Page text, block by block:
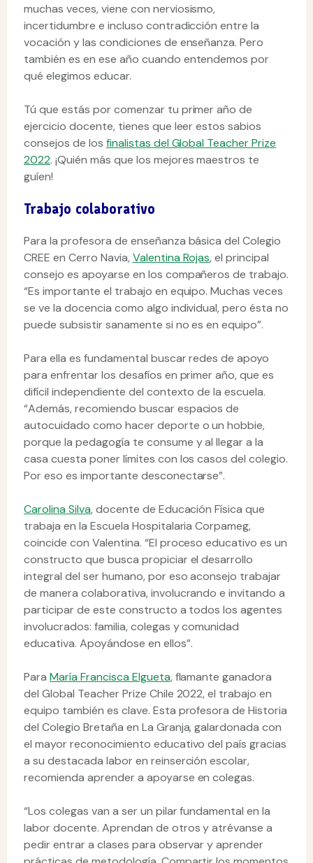
muchas veces, viene con nerviosismo,
incertidumbre e incluso contradicción entre la
vocación y las condiciones de enseñanza. Pero
también es en ese año cuando entendemos por
qué elegimos educar.
Tú que estás por comenzar tu primer año de
ejercicio docente, tienes que leer estos sabios
consejos de los finalistas del Global Teacher Prize
2022. ¡Quién más que los mejores maestros te
guíen!
Trabajo colaborativo
Para la profesora de enseñanza básica del Colegio
CREE en Cerro Navia, Valentina Rojas, el principal
consejo es apoyarse en los compañeros de trabajo.
“Es importante el trabajo en equipo. Muchas veces
se ve la docencia como algo individual, pero ésta no
puede subsistir sanamente si no es en equipo”.
Para ella es fundamental buscar redes de apoyo
para enfrentar los desafíos en primer año, que es
difícil independiente del contexto de la escuela.
“Además, recomiendo buscar espacios de
autocuidado como hacer deporte o un hobbie,
porque la pedagogía te consume y al llegar a la
casa cuesta poner límites con los casos del colegio.
Por eso es importante desconectarse”.
Carolina Silva, docente de Educación Física que
trabaja en la Escuela Hospitalaria Corpameg,
coincide con Valentina. “El proceso educativo es un
constructo que busca propiciar el desarrollo
integral del ser humano, por eso aconsejo trabajar
de manera colaborativa, involucrando e invitando a
participar de este constructo a todos los agentes
involucrados: familia, colegas y comunidad
educativa. Apoyándose en ellos”.
Para María Francisca Elgueta, flamante ganadora
del Global Teacher Prize Chile 2022, el trabajo en
equipo también es clave. Esta profesora de Historia
del Colegio Bretaña en La Granja, galardonada con
el mayor reconocimiento educativo del país gracias
a su destacada labor en reinserción escolar,
recomienda aprender a apoyarse en colegas.
“Los colegas van a ser un pilar fundamental en la
labor docente. Aprendan de otros y atrévanse a
pedir entrar a clases para observar y aprender